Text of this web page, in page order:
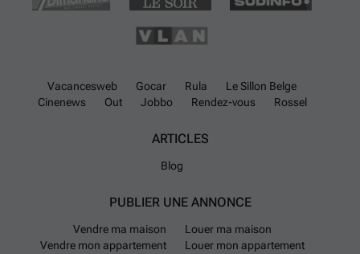
Vacancesweb Gocar Rula
Le Sillon Belge
Cinenews
Out Jobbo Rendez-vous Rossel
ARTICLES
Blog
PUBLIER UNE ANNONCE
Vendre ma maison
Louer ma maison
Vendre mon appartement
Louer mon appartement